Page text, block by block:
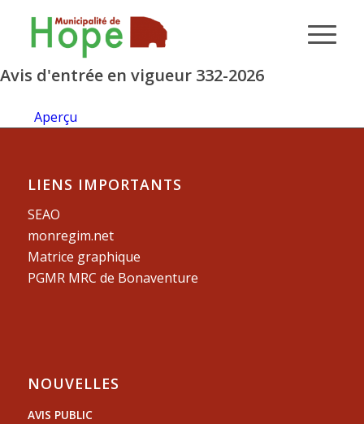
Avis d'entrée en vigueur 332-2026
Aperçu
LIENS IMPORTANTS
SEAO
monregim.net
Matrice graphique
PGMR MRC de Bonaventure
NOUVELLES
AVIS PUBLIC